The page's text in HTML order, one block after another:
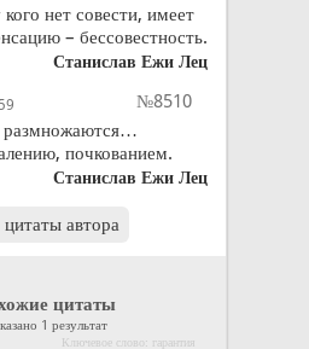
нет совести, имеет
– бессовестность.
Станислав Ежи Лец
№8510
почкованием.
Станислав Ежи Лец
автора
цитаты
1 результат
Ключевое слово: гарантия